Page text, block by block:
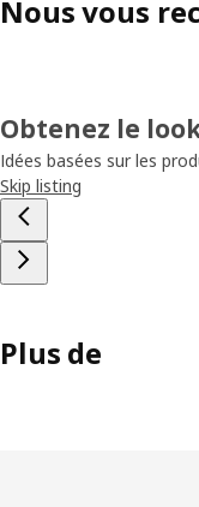
Nous vous
Obtenez le
Idées basées sur les
Skip listing
Plus de